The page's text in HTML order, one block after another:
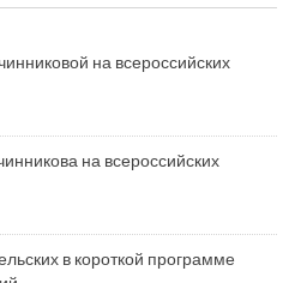
на всероссийских
на всероссийских
в короткой программе